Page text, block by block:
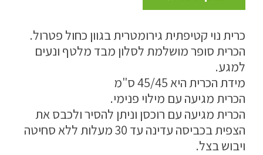
עודפים
קטלוג צבעים
אודות
טיפים והמלצות
עבודות אחרונות
כרית נוי קטיפתית גירומטרית בגוון כחול פטרול.
הכרית סופר מושלמת לסלון מבד מלטף ונעים
למגע.
מידת הכרית היא 45/45 ס"מ
הכרית מגיעה עם מילוי פנימי.
הכרית מגיעה עם רוכסן וניתן להסיר ולכבס את
הצפית בכביסה עדינה עד 30 מעלות ללא סחיטה
ויבוש בצל.